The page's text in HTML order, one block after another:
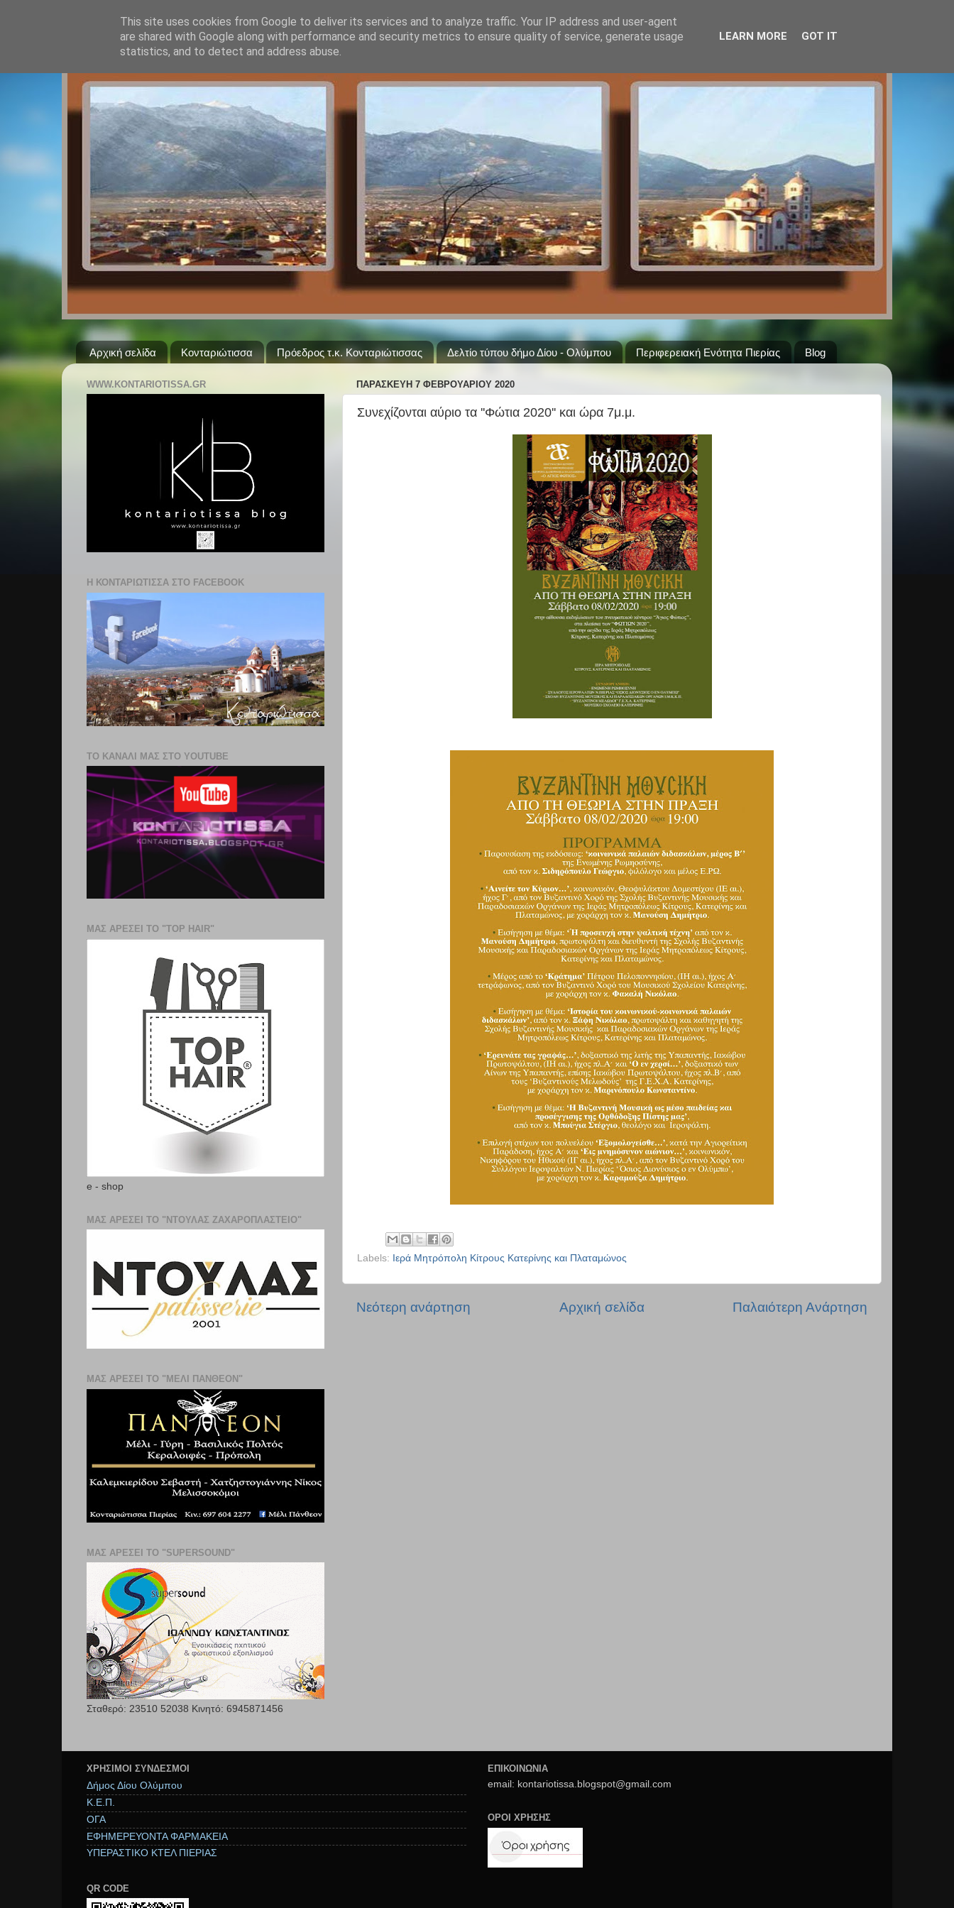
Αρχική σελίδα Κονταριώτισσα Πρόεδρος τ.κ. Κονταριώτισσας Δελτίο τύπου δήμο Δίου - Ολύμπου Περιφερειακή Ενότητα Πιερίας Blog
ΠΑΡΑΣΚΕΥΉ 7 ΦΕΒΡΟΥΑΡΊΟΥ 2020
Συνεχίζονται αύριο τα ''Φώτια 2020'' και ώρα 7μ.μ.
Labels: Ιερά Μητρόπολη Κίτρους Κατερίνης και Πλαταμώνος
Νεότερη ανάρτηση Παλαιότερη Ανάρτηση
Αρχική σελίδα
WWW.KONTARIOTISSA.GR
Η ΚΟΝΤΑΡΙΩΤΙΣΣΑ ΣΤΟ FACEBOOK
ΤΟ ΚΑΝΑΛΙ ΜΑΣ ΣΤΟ YOUTUBE
ΜΑΣ ΑΡΕΣΕΙ ΤΟ "TOP HAIR"
e - shop
ΜΑΣ ΑΡΕΣΕΙ ΤΟ "ΝΤΟΥΛΑΣ ΖΑΧΑΡΟΠΛΑΣΤΕΊΟ"
ΜΑΣ ΑΡΕΣΕΙ ΤΟ "ΜΕΛΙ ΠΑΝΘΕΟΝ"
ΜΑΣ ΑΡΕΣΕΙ ΤΟ "SUPERSOUND"
Σταθερό: 23510 52038 Κινητό: 6945871456
ΧΡΉΣΙΜΟΙ ΣΥΝΔΕΣΜΟΙ
Δήμος Δίου Ολύμπου
Κ.Ε.Π.
ΟΓΑ
ΕΦΗΜΕΡΕΥΟΝΤΑ ΦΑΡΜΑΚΕΙΑ
ΥΠΕΡΑΣΤΙΚΟ ΚΤΕΛ ΠΙΕΡΙΑΣ
QR CODE
ΕΠΙΚΟΙΝΩΝΙΑ
email: kontariotissa.blogspot@gmail.com
ΟΡΟΙ ΧΡΗΣΗΣ
This site uses cookies from Google to deliver its services and to analyze traffic. Your IP address and user-agent
are shared with Google along with performance and security metrics to ensure quality of service, generate usage
statistics, and to detect and address abuse.
LEARN MORE GOT IT